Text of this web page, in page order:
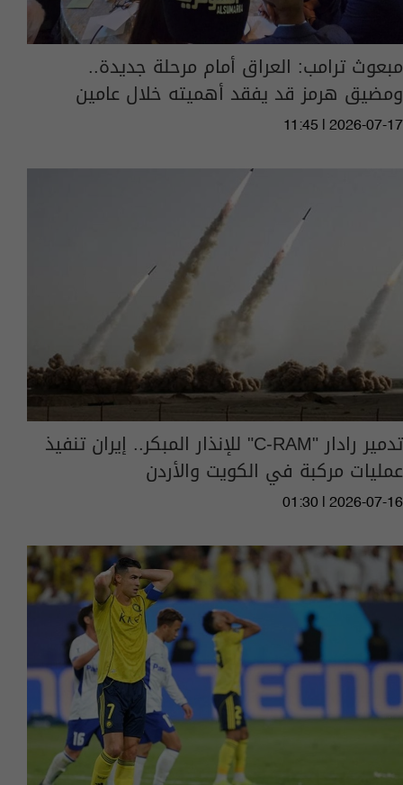
مبعوث ترامب: العراق أمام مرحلة جديدة..
ومضيق هرمز قد يفقد أهميته خلال عامين
11:45 | 2026-07-17
تدمير رادار "C-RAM" للإنذار المبكر.. إيران تنفيذ
عمليات مركبة في الكويت والأردن
01:30 | 2026-07-16